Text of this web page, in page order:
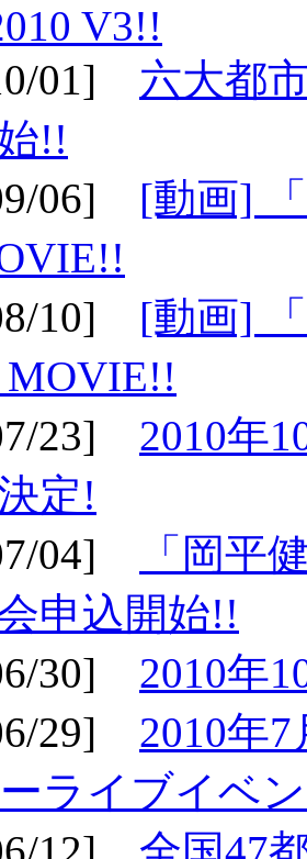
V3!!
01] 六大都
!!
06] [動画]
10] [動画]
23] 2010年
定!
04]
「岡平
申込開始!!
30] 2010年
29] 2010年
ライブイベ